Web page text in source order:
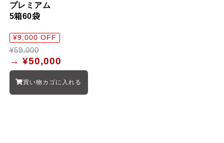
プレミアム
5箱60袋
¥9,000 OFF
¥59,000
→ ¥50,000
買い物カゴに入れる